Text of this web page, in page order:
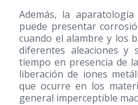
Además, la
puede presentar
cuando el alambre y los
diferentes aleaciones y
tiempo en presencia de
liberación de iones
que ocurre en los
general imperceptible